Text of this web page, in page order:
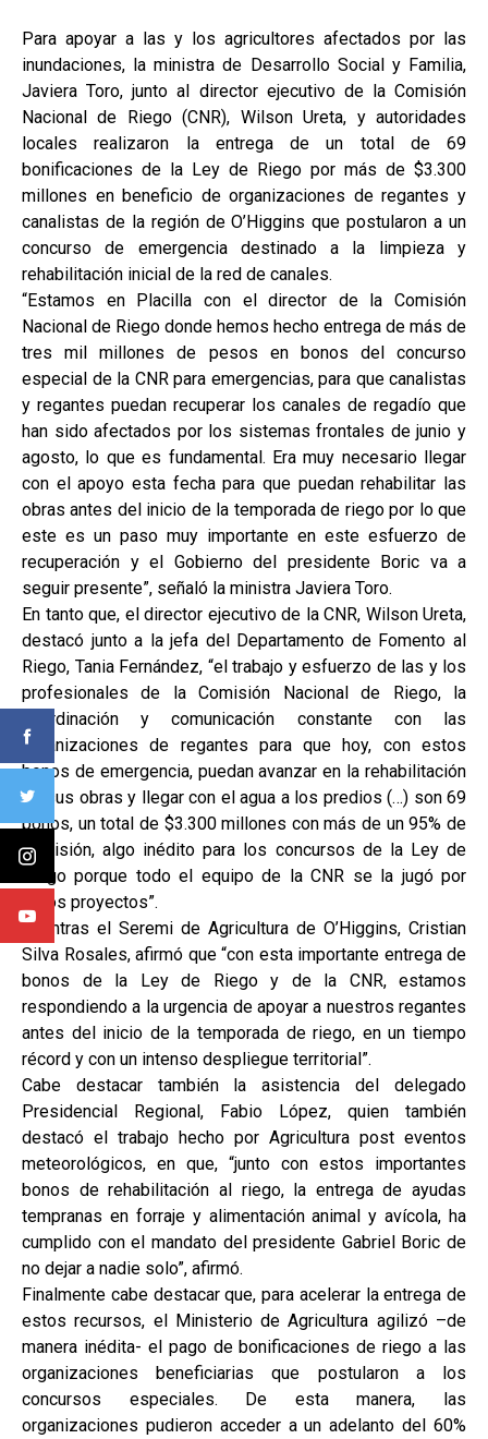
Para apoyar a las y los agricultores afectados por las
inundaciones, la ministra de Desarrollo Social y Familia,
Javiera Toro, junto al director ejecutivo de la Comisión
Nacional de Riego (CNR), Wilson Ureta, y autoridades
locales realizaron la entrega de un total de 69
bonificaciones de la Ley de Riego por más de $3.300
millones en beneficio de organizaciones de regantes y
canalistas de la región de O’Higgins que postularon a un
concurso de emergencia destinado a la limpieza y
rehabilitación inicial de la red de canales.
“Estamos en Placilla con el director de la Comisión
Nacional de Riego donde hemos hecho entrega de más de
tres mil millones de pesos en bonos del concurso
especial de la CNR para emergencias, para que canalistas
y regantes puedan recuperar los canales de regadío que
han sido afectados por los sistemas frontales de junio y
agosto, lo que es fundamental. Era muy necesario llegar
con el apoyo esta fecha para que puedan rehabilitar las
obras antes del inicio de la temporada de riego por lo que
este es un paso muy importante en este esfuerzo de
recuperación y el Gobierno del presidente Boric va a
seguir presente”, señaló la ministra Javiera Toro.
En tanto que, el director ejecutivo de la CNR, Wilson Ureta,
destacó junto a la jefa del Departamento de Fomento al
Riego, Tania Fernández, “el trabajo y esfuerzo de las y los
profesionales de la Comisión Nacional de Riego, la
coordinación y comunicación constante con las
organizaciones de regantes para que hoy, con estos
bonos de emergencia, puedan avanzar en la rehabilitación
de sus obras y llegar con el agua a los predios (…) son 69
bonos, un total de $3.300 millones con más de un 95% de
admisión, algo inédito para los concursos de la Ley de
Riego porque todo el equipo de la CNR se la jugó por
estos proyectos”.
Mientras el Seremi de Agricultura de O’Higgins, Cristian
Silva Rosales, afirmó que “con esta importante entrega de
bonos de la Ley de Riego y de la CNR, estamos
respondiendo a la urgencia de apoyar a nuestros regantes
antes del inicio de la temporada de riego, en un tiempo
récord y con un intenso despliegue territorial”.
Cabe destacar también la asistencia del delegado
Presidencial Regional, Fabio López, quien también
destacó el trabajo hecho por Agricultura post eventos
meteorológicos, en que, “junto con estos importantes
bonos de rehabilitación al riego, la entrega de ayudas
tempranas en forraje y alimentación animal y avícola, ha
cumplido con el mandato del presidente Gabriel Boric de
no dejar a nadie solo”, afirmó.
Finalmente cabe destacar que, para acelerar la entrega de
estos recursos, el Ministerio de Agricultura agilizó –de
manera inédita- el pago de bonificaciones de riego a las
organizaciones beneficiarias que postularon a los
concursos especiales. De esta manera, las
organizaciones pudieron acceder a un adelanto del 60%